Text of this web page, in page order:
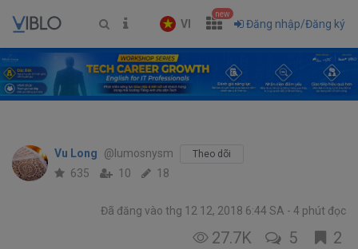
VI
new
Đăng nhập/Đăng ký
Vu Long @lumosnysm Theo dõi
635 10 18
Đã đăng vào thg 12 12, 2018 6:44 SA 4 phút đọc
27.7K 5 2